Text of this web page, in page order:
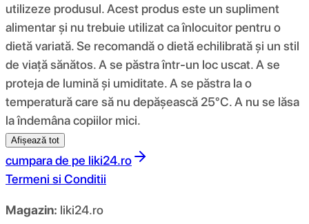
utilizeze produsul. Acest produs este un supliment
alimentar și nu trebuie utilizat ca înlocuitor pentru o
dietă variată. Se recomandă o dietă echilibrată și un stil
de viață sănătos. A se păstra într-un loc uscat. A se
proteja de lumină și umiditate. A se păstra la o
temperatură care să nu depășească 25°C. A nu se lăsa
la îndemâna copiilor mici.
Afișează tot
cumpara de pe liki24.ro
Termeni si Conditii
Magazin: liki24.ro